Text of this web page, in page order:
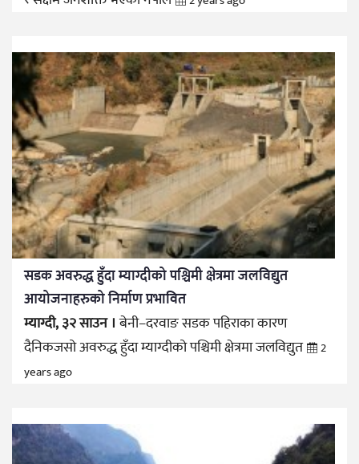
सडक अवरुद्ध हुँदा म्याग्दीको पश्चिमी क्षेत्रमा जलविद्युत
आयोजनाहरुको निर्माण प्रभावित
म्याग्दी, ३२ साउन ।बेनी–दरवाङ सडक पहिराका कारण
दैनिकजसो अवरुद्ध हुँदा म्याग्दीको पश्चिमी क्षेत्रमा जलविद्युत
2
years ago